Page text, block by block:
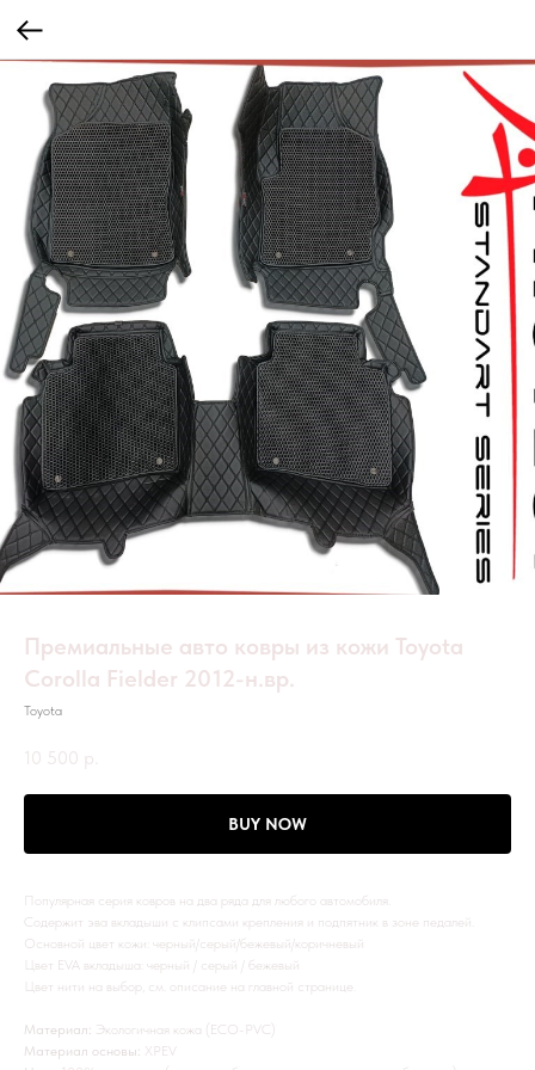
Премиальные авто ковры из кожи Toyota
Corolla Fielder 2012-н.вр.
Toyota
10 500 р.
BUY NOW
Популярная серия ковров на два ряда для любого автомобиля.
Содержит эва вкладыши с клипсами крепления и подпятник в зоне педалей.
Основной цвет кожи: черный/серый/бежевый/коричневый
Цвет EVA вкладыша: черный / серый / бежевый
Цвет нити на выбор, см. описание на главной странице.
Материал: Экологичная кожа (ECO-PVC)
Материал основы: XPEV